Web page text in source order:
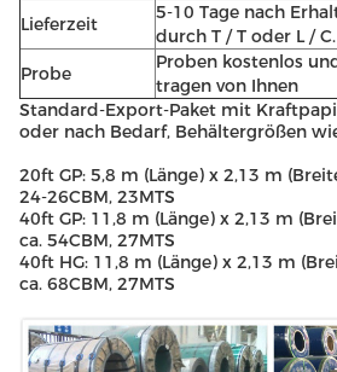
Lieferzeit
5-10 Tage nach
durch T / T oder L / C.
Probe
Proben kostenlos
tragen von Ihnen
Standard-Export-Paket mit
oder nach Bedarf, Behältergrößen
20ft GP: 5,8 m (Länge) x 2,13 m
24-26CBM, 23MTS
40ft GP: 11,8 m (Länge) x 2,13 m
ca. 54CBM, 27MTS
40ft HG: 11,8 m (Länge) x 2,13 m
ca. 68CBM, 27MTS